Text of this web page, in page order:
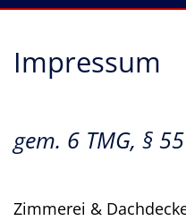
Impressum
gem. 6 TMG, §
Zimmerei &